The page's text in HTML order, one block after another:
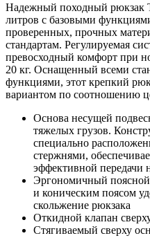
Надежный походный рюкзак
литров с базовыми
проверенных, прочных
стандартам. Регулируемая
превосходный комфорт при
20 кг. Оснащенный всеми
функциями, этот крепкий
вариантом по соотношению
Основа несущей
тяжелых грузов.
специально
стержнями,
эффективной передачи
Эргономичный
и коническим поясом
скольжение рюкзака
Откидной клапан
Стягиваемый сверху